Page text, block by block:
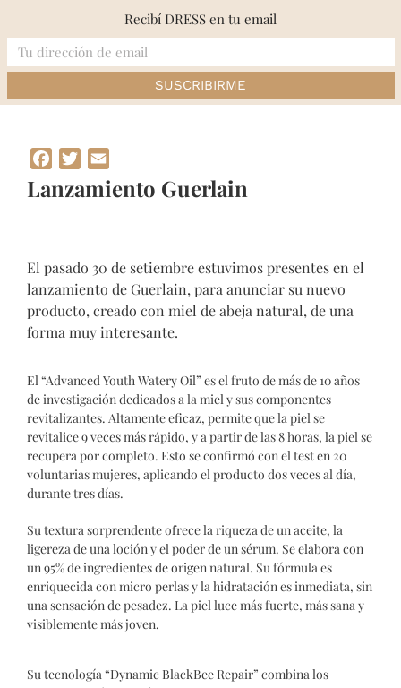
content
Lanzamiento Guerlain
Facebook
Twitter
Lanzamiento Guerlain
El pasado 30 de setiembre estuvimos presentes en el
lanzamiento de Guerlain, para anunciar su nuevo
producto, creado con miel de abeja natural, de una
forma muy interesante.
El “Advanced Youth Watery Oil” es el fruto de más de 10 años
de investigación dedicados a la miel y sus componentes
revitalizantes. Altamente eficaz, permite que la piel se
revitalice 9 veces más rápido, y a partir de las 8 horas, la piel se
recupera por completo. Esto se confirmó con el test en 20
voluntarias mujeres, aplicando el producto dos veces al día,
durante tres días.
Su textura sorprendente ofrece la riqueza de un aceite, la
ligereza de una loción y el poder de un sérum. Se elabora con
un 95% de ingredientes de origen natural. Su fórmula es
enriquecida con micro perlas y la hidratación es inmediata, sin
una sensación de pesadez. La piel luce más fuerte, más sana y
visiblemente más joven.
Su tecnología “Dynamic BlackBee Repair” combina los
Recibí DRESS en tu email